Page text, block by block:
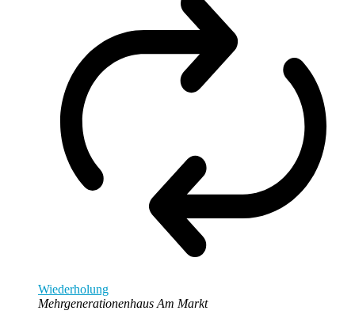
Wiederholung
Mehrgenerationenhaus Am Markt